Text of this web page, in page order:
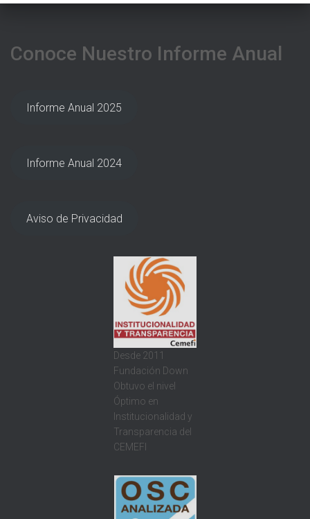
Conoce Nuestro Informe Anual
Informe Anual 2025
Informe Anual 2024
Aviso de Privacidad
Desde 2011
Fundación Down
Obtuvo el nivel
Óptimo en
Institucionalidad y
Transparencia del
CEMEFI